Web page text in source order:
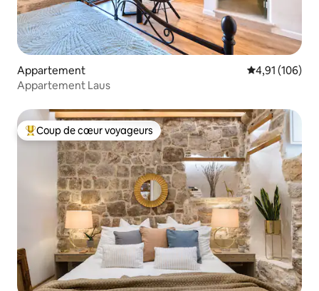
Appartement Évaluation
4,91 (106)
Appartement Laus
Coups de cœur voyageurs les plus appréciés
Coup de cœur voyageurs